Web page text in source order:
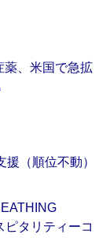
薬、米国で急拡
（順位不動）
ピタリティーコ